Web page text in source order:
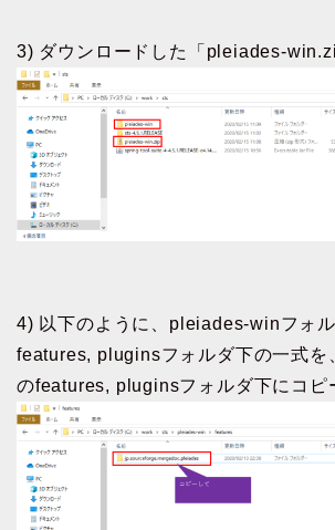
3) ダウンロードした「pleiades-
4) 以下のように、pleiades-winフォル
features, pluginsフォルダ下の一式を
のfeatures, pluginsフォルダ下にコピ